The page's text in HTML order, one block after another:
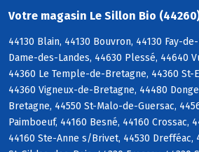
Votre magasin Le Sillon Bio
44130 Blain, 44130 Bouvron, 44130 Fay-
Dame-des-Landes, 44630 Plessé, 44640
44360 Le Temple-de-Bretagne, 44360
44360 Vigneux-de-Bretagne, 44480
Bretagne, 44550 St-Malo-de-Guersac,
Paimboeuf, 44160 Besné, 44160 Crossac,
44160 Ste-Anne s/Brivet, 44530 Drefféac,